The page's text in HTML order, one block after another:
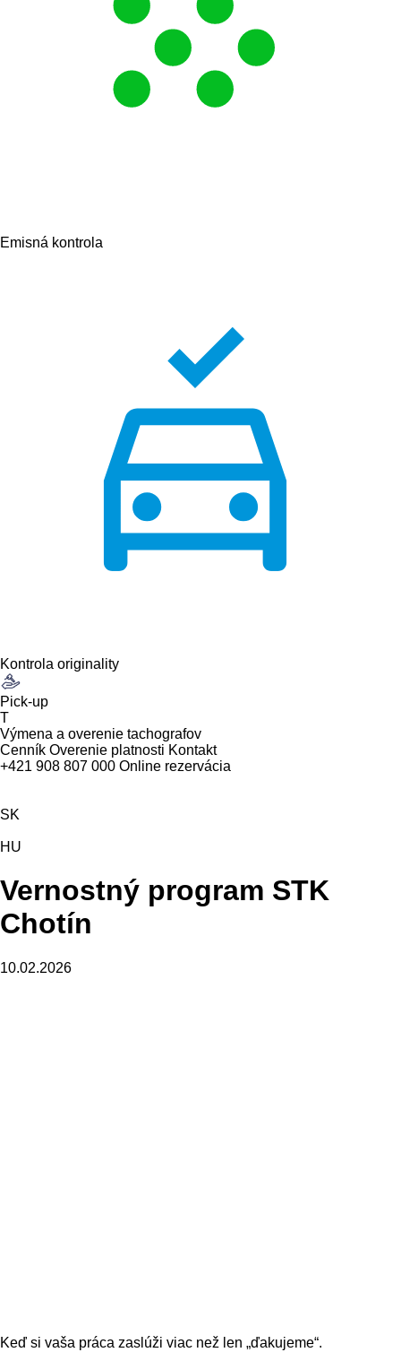
Emisná kontrola
Kontrola originality
Pick-up
T
Výmena a overenie tachografov
Cenník Overenie platnosti Kontakt
+421 908 807 000 Online rezervácia
SK
HU
Vernostný program STK
Chotín
10.02.2026
Keď si vaša práca zaslúži viac než len „ďakujeme“.